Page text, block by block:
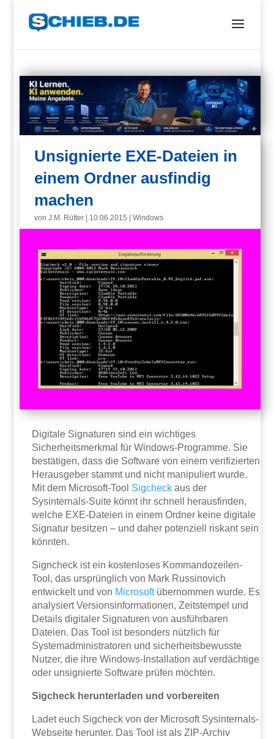
Unsignierte EXE-Dateien in
einem Ordner ausfindig
machen
vonJ.M. Rütter 10.06.2015 |Windows
Digitale Signaturen sind ein wichtiges
Sicherheitsmerkmal für Windows-Programme. Sie
bestätigen, dass die Software von einem verifizierten
Herausgeber stammt und nicht manipuliert wurde.
Mit dem Microsoft-Tool Sigcheck aus der
Sysinternals-Suite könnt ihr schnell herausfinden,
welche EXE-Dateien in einem Ordner keine digitale
Signatur besitzen – und daher potenziell riskant sein
könnten.
Signcheck ist ein kostenloses Kommandozeilen-
Tool, das ursprünglich von Mark Russinovich
entwickelt und von Microsoftübernommen wurde. Es
analysiert Versionsinformationen, Zeitstempel und
Details digitaler Signaturen von ausführbaren
Dateien. Das Tool ist besonders nützlich für
Systemadministratoren und sicherheitsbewusste
Nutzer, die ihre Windows-Installation auf verdächtige
oder unsignierte Software prüfen möchten.
Sigcheck herunterladen und vorbereiten
Ladet euch Sigcheck von der Microsoft Sysinternals-
Webseite herunter. Das Tool ist als ZIP-Archiv